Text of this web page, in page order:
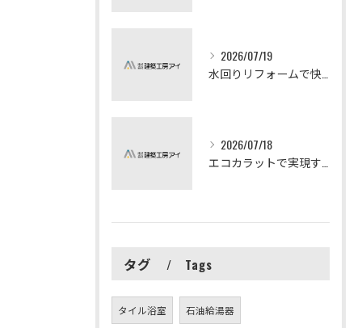
2026/07/19
2026/07/18
タグ Tags
タイル浴室 石油給湯器